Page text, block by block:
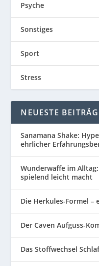
Psyche
Sonstiges
Sport
Stress
NEUESTE
Sanamana Shake:
ehrlicher
Wunderwaffe im
spielend leicht macht
Die Herkules-Formel –
Der Caven Aufguss-
Das Stoffwechsel